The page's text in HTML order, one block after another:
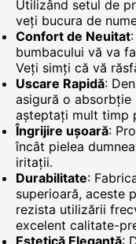
Utilizând setul de
veți bucura de
Confort de Neuitat
bumbacului vă va
Veți simți că vă
Uscare Rapidă:
asigură o absorbție
așteptați mult timp
Îngrijire ușoară:
încât pielea
iritații.
Durabilitate:
superioară, aceste
rezista utilizării
excelent calitate-
Estetică Elegantă: